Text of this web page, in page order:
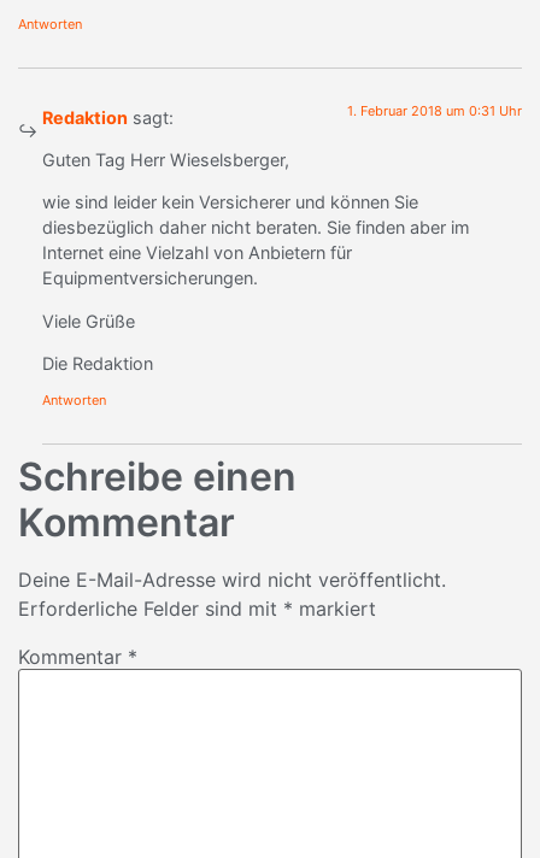
Antworten
Redaktion sagt: 1. Februar 2018 um 0:31 Uhr
Guten Tag Herr Wieselsberger,
wie sind leider kein Versicherer und können Sie
diesbezüglich daher nicht beraten. Sie finden aber im
Internet eine Vielzahl von Anbietern für
Equipmentversicherungen.
Viele Grüße
Die Redaktion
Antworten
Schreibe einen
Kommentar
Deine E-Mail-Adresse wird nicht veröffentlicht.
Erforderliche Felder sind mit * markiert
Kommentar *